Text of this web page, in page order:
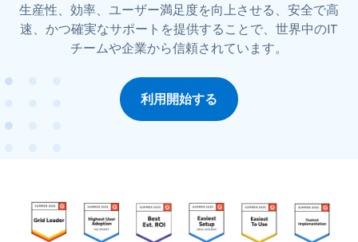
生産性、効率、ユーザー満足度を向上させる、安全で高
速、かつ確実なサポートを提供することで、世界中のIT
チームや企業から信頼されています。
利用開始する